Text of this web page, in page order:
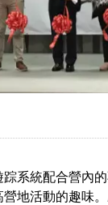
系統配合營內
地活動的趣味